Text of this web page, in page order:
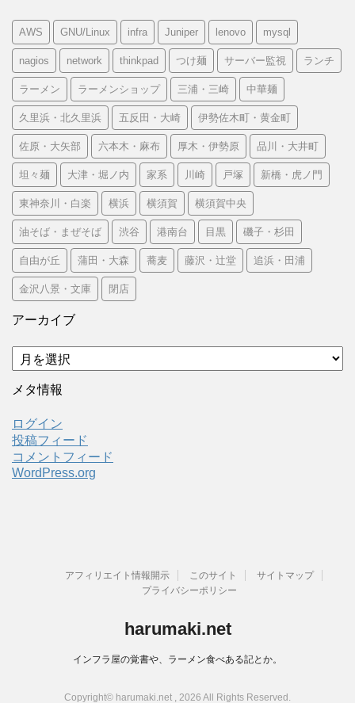
AWS GNU/Linux infra Juniper lenovo mysql
nagios network thinkpad つけ麺 サーバー監視 ランチ
ラーメン ラーメンショップ 三浦・三崎 中華麺
久里浜・北久里浜 五反田・大崎 伊勢佐木町・黄金町
佐原・大矢部 六本木・麻布 厚木・伊勢原 品川・大井町
坦々麺 大津・堀ノ内 家系 川崎 戸塚 新橋・虎ノ門
東神奈川・白楽 横浜 横須賀 横須賀中央
油そば・まぜそば 渋谷 港南台 目黒 磯子・杉田
自由が丘 蒲田・大森 蕎麦 藤沢・辻堂 追浜・田浦
金沢八景・文庫 閉店
アーカイブ
ア
ー
カ
ブ
メタ情報
ログイン
投稿フィード
コメントフィード
WordPress.org
アフィリエイト情報開示 このサイト
サイトマップ
プライバシーポリシー
harumaki.net
インフラ屋の覚書や、ラーメン食べある記とか。
Copyright© harumaki.net , 2026 All Rights Reserved.